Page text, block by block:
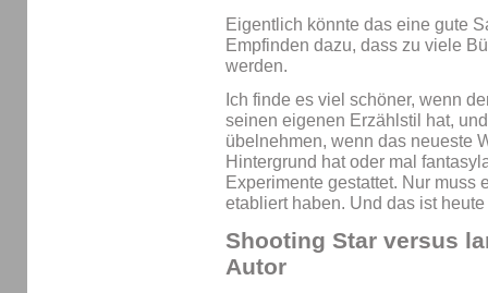
Eigentlich könnte das eine gute
Empfinden dazu, dass zu viele
werden.
Ich finde es viel schöner, wenn
seinen eigenen Erzählstil hat,
übelnehmen, wenn das neueste
Hintergrund hat oder mal
Experimente gestattet. Nur muss
etabliert haben. Und das ist
Shooting Star versus
Autor